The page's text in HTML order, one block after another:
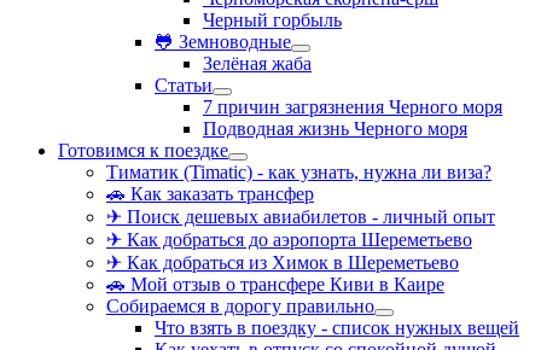
Черный горбыль
🐸 Земноводные
Зелёная жаба
Статьи
7 причин загрязнения Черного моря
Подводная жизнь Черного моря
Готовимся к поездке
Тиматик (Timatic) - как узнать, нужна ли виза?
🚗 Как заказать трансфер
✈ Поиск дешевых авиабилетов - личный опыт
✈ Как добраться до аэропорта Шереметьево
✈ Как добраться из Химок в Шереметьево
🚗 Мой отзыв о трансфере Киви в Каире
Собираемся в дорогу правильно
Что взять в поездку - список нужных вещей